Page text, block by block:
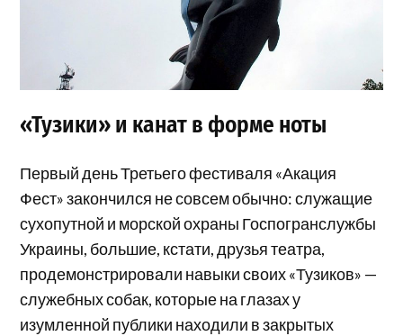
«Тузики» и канат в форме ноты
Первый день Третьего фестиваля «Акация
Фест» закончился не совсем обычно: служащие
сухопутной и морской охраны Госпогранслужбы
Украины, большие, кстати, друзья театра,
продемонстрировали навыки своих «Тузиков» —
служебных собак, которые на глазах у
изумленной публики находили в закрытых